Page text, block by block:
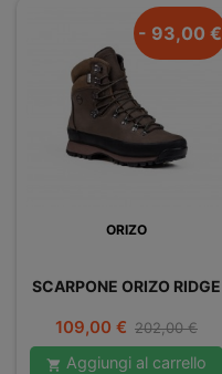
- 93,00 €
ORIZO
SCARPONE ORIZO RIDGE
Prezzo
109,00 € Prezzo
base
202,00 €
 Aggiungi al carrello